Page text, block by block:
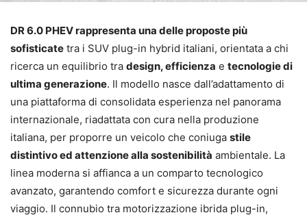
DR 6.0 PHEV rappresenta una delle proposte più
sofisticate tra i SUV plug-in hybrid italiani, orientata a chi
ricerca un equilibrio tra design, efficienza e tecnologie di
ultima generazione. Il modello nasce dall’adattamento di
una piattaforma di consolidata esperienza nel panorama
internazionale, riadattata con cura nella produzione
italiana, per proporre un veicolo che coniuga stile
distintivo ed attenzione alla sostenibilità ambientale. La
linea moderna si affianca a un comparto tecnologico
avanzato, garantendo comfort e sicurezza durante ogni
viaggio. Il connubio tra motorizzazione ibrida plug-in,